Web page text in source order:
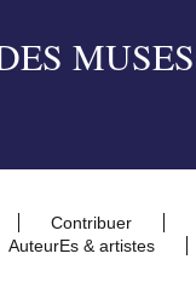
Contribuer
AuteurEs & artistes